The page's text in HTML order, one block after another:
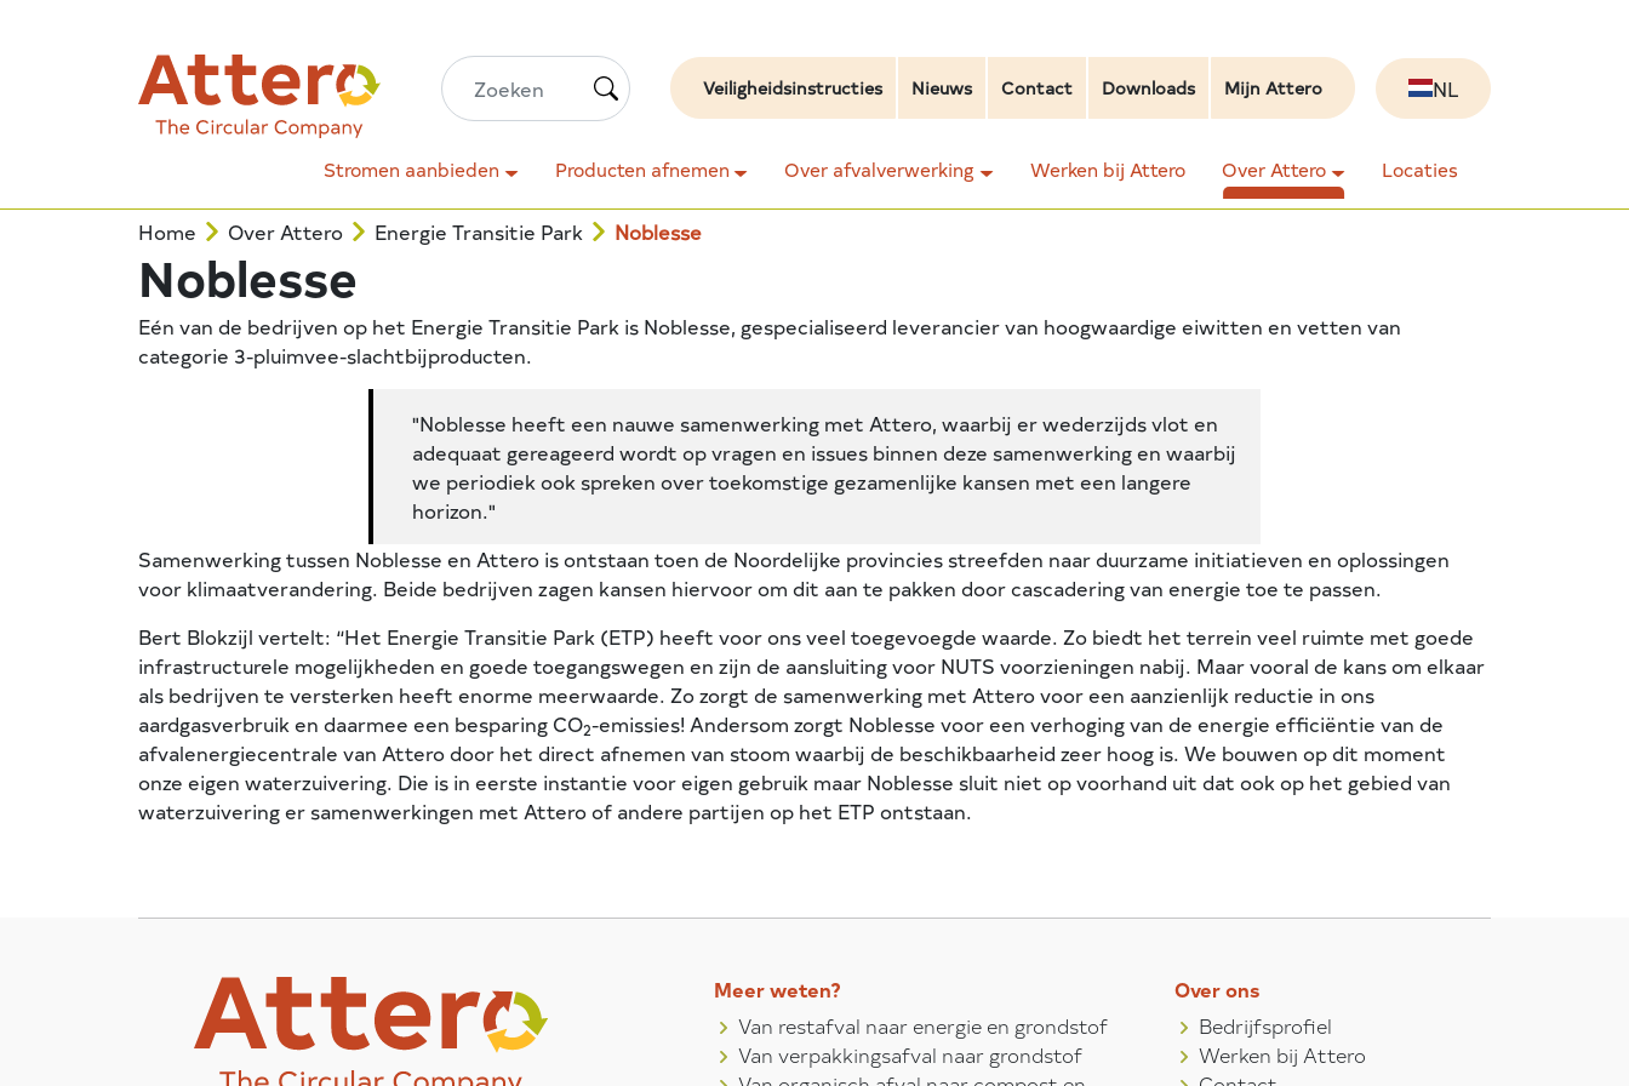
Veiligheidsinstructies Nieuws Contact Downloads Mijn Attero NL
Stromen aanbieden Producten afnemen Over afvalverwerking Werken bij Attero Over Attero Locaties
Home Over Attero Energie Transitie Park Noblesse
Noblesse
Eén van de bedrijven op het Energie Transitie Park is Noblesse, gespecialiseerd leverancier van hoogwaardige eiwitten en vetten van
categorie 3-pluimvee-slachtbijproducten.
"Noblesse heeft een nauwe samenwerking met Attero, waarbij er wederzijds vlot en
adequaat gereageerd wordt op vragen en issues binnen deze samenwerking en waarbij
we periodiek ook spreken over toekomstige gezamenlijke kansen met een langere
horizon."
Samenwerking tussen Noblesse en Attero is ontstaan toen de Noordelijke provincies streefden naar duurzame initiatieven en oplossingen
voor klimaatverandering. Beide bedrijven zagen kansen hiervoor om dit aan te pakken door cascadering van energie toe te passen.
Bert Blokzijl vertelt: “Het Energie Transitie Park (ETP) heeft voor ons veel toegevoegde waarde. Zo biedt het terrein veel ruimte met goede
infrastructurele mogelijkheden en goede toegangswegen en zijn de aansluiting voor NUTS voorzieningen nabij. Maar vooral de kans om elkaar
als bedrijven te versterken heeft enorme meerwaarde. Zo zorgt de samenwerking met Attero voor een aanzienlijk reductie in ons
aardgasverbruik en daarmee een besparing CO2-emissies! Andersom zorgt Noblesse voor een verhoging van de energie efficiëntie van de
afvalenergiecentrale van Attero door het direct afnemen van stoom waarbij de beschikbaarheid zeer hoog is. We bouwen op dit moment
onze eigen waterzuivering. Die is in eerste instantie voor eigen gebruik maar Noblesse sluit niet op voorhand uit dat ook op het gebied van
waterzuivering er samenwerkingen met Attero of andere partijen op het ETP ontstaan.
Meer weten?
Van restafval naar energie en grondstof
Van verpakkingsafval naar grondstof
Over ons
Bedrijfsprofiel
Werken bij Attero